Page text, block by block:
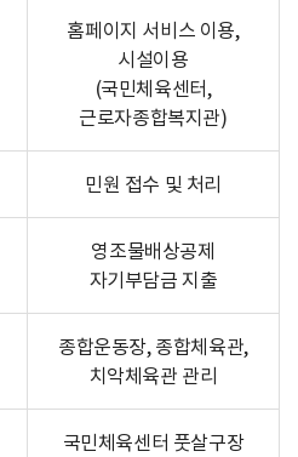
홈페이지 서비스 이용,
시설이용
(국민체육센터,
근로자종합복지관)
민원 접수 및 처리
영조물배상공제
자기부담금 지출
종합운동장, 종합체육관,
치악체육관 관리
국민체육센터 풋살구장